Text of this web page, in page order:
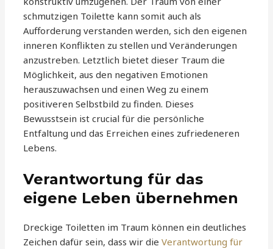
schmutzigen Toilette kann somit auch als
Aufforderung verstanden werden, sich den eigenen
inneren Konflikten zu stellen und Veränderungen
anzustreben. Letztlich bietet dieser Traum die
Möglichkeit, aus den negativen Emotionen
herauszuwachsen und einen Weg zu einem
positiveren Selbstbild zu finden. Dieses
Bewusstsein ist crucial für die persönliche
Entfaltung und das Erreichen eines zufriedeneren
Lebens.
Verantwortung für das
eigene Leben übernehmen
Dreckige Toiletten im Traum können ein deutliches
Zeichen dafür sein, dass wir dieVerantwortung für